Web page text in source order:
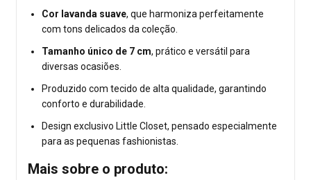
Cor lavanda suave, que harmoniza perfeitamente
com tons delicados da coleção.
Tamanho único de 7 cm, prático e versátil para
diversas ocasiões.
Produzido com tecido de alta qualidade, garantindo
conforto e durabilidade.
Design exclusivo Little Closet, pensado especialmente
para as pequenas fashionistas.
Mais sobre o produto: